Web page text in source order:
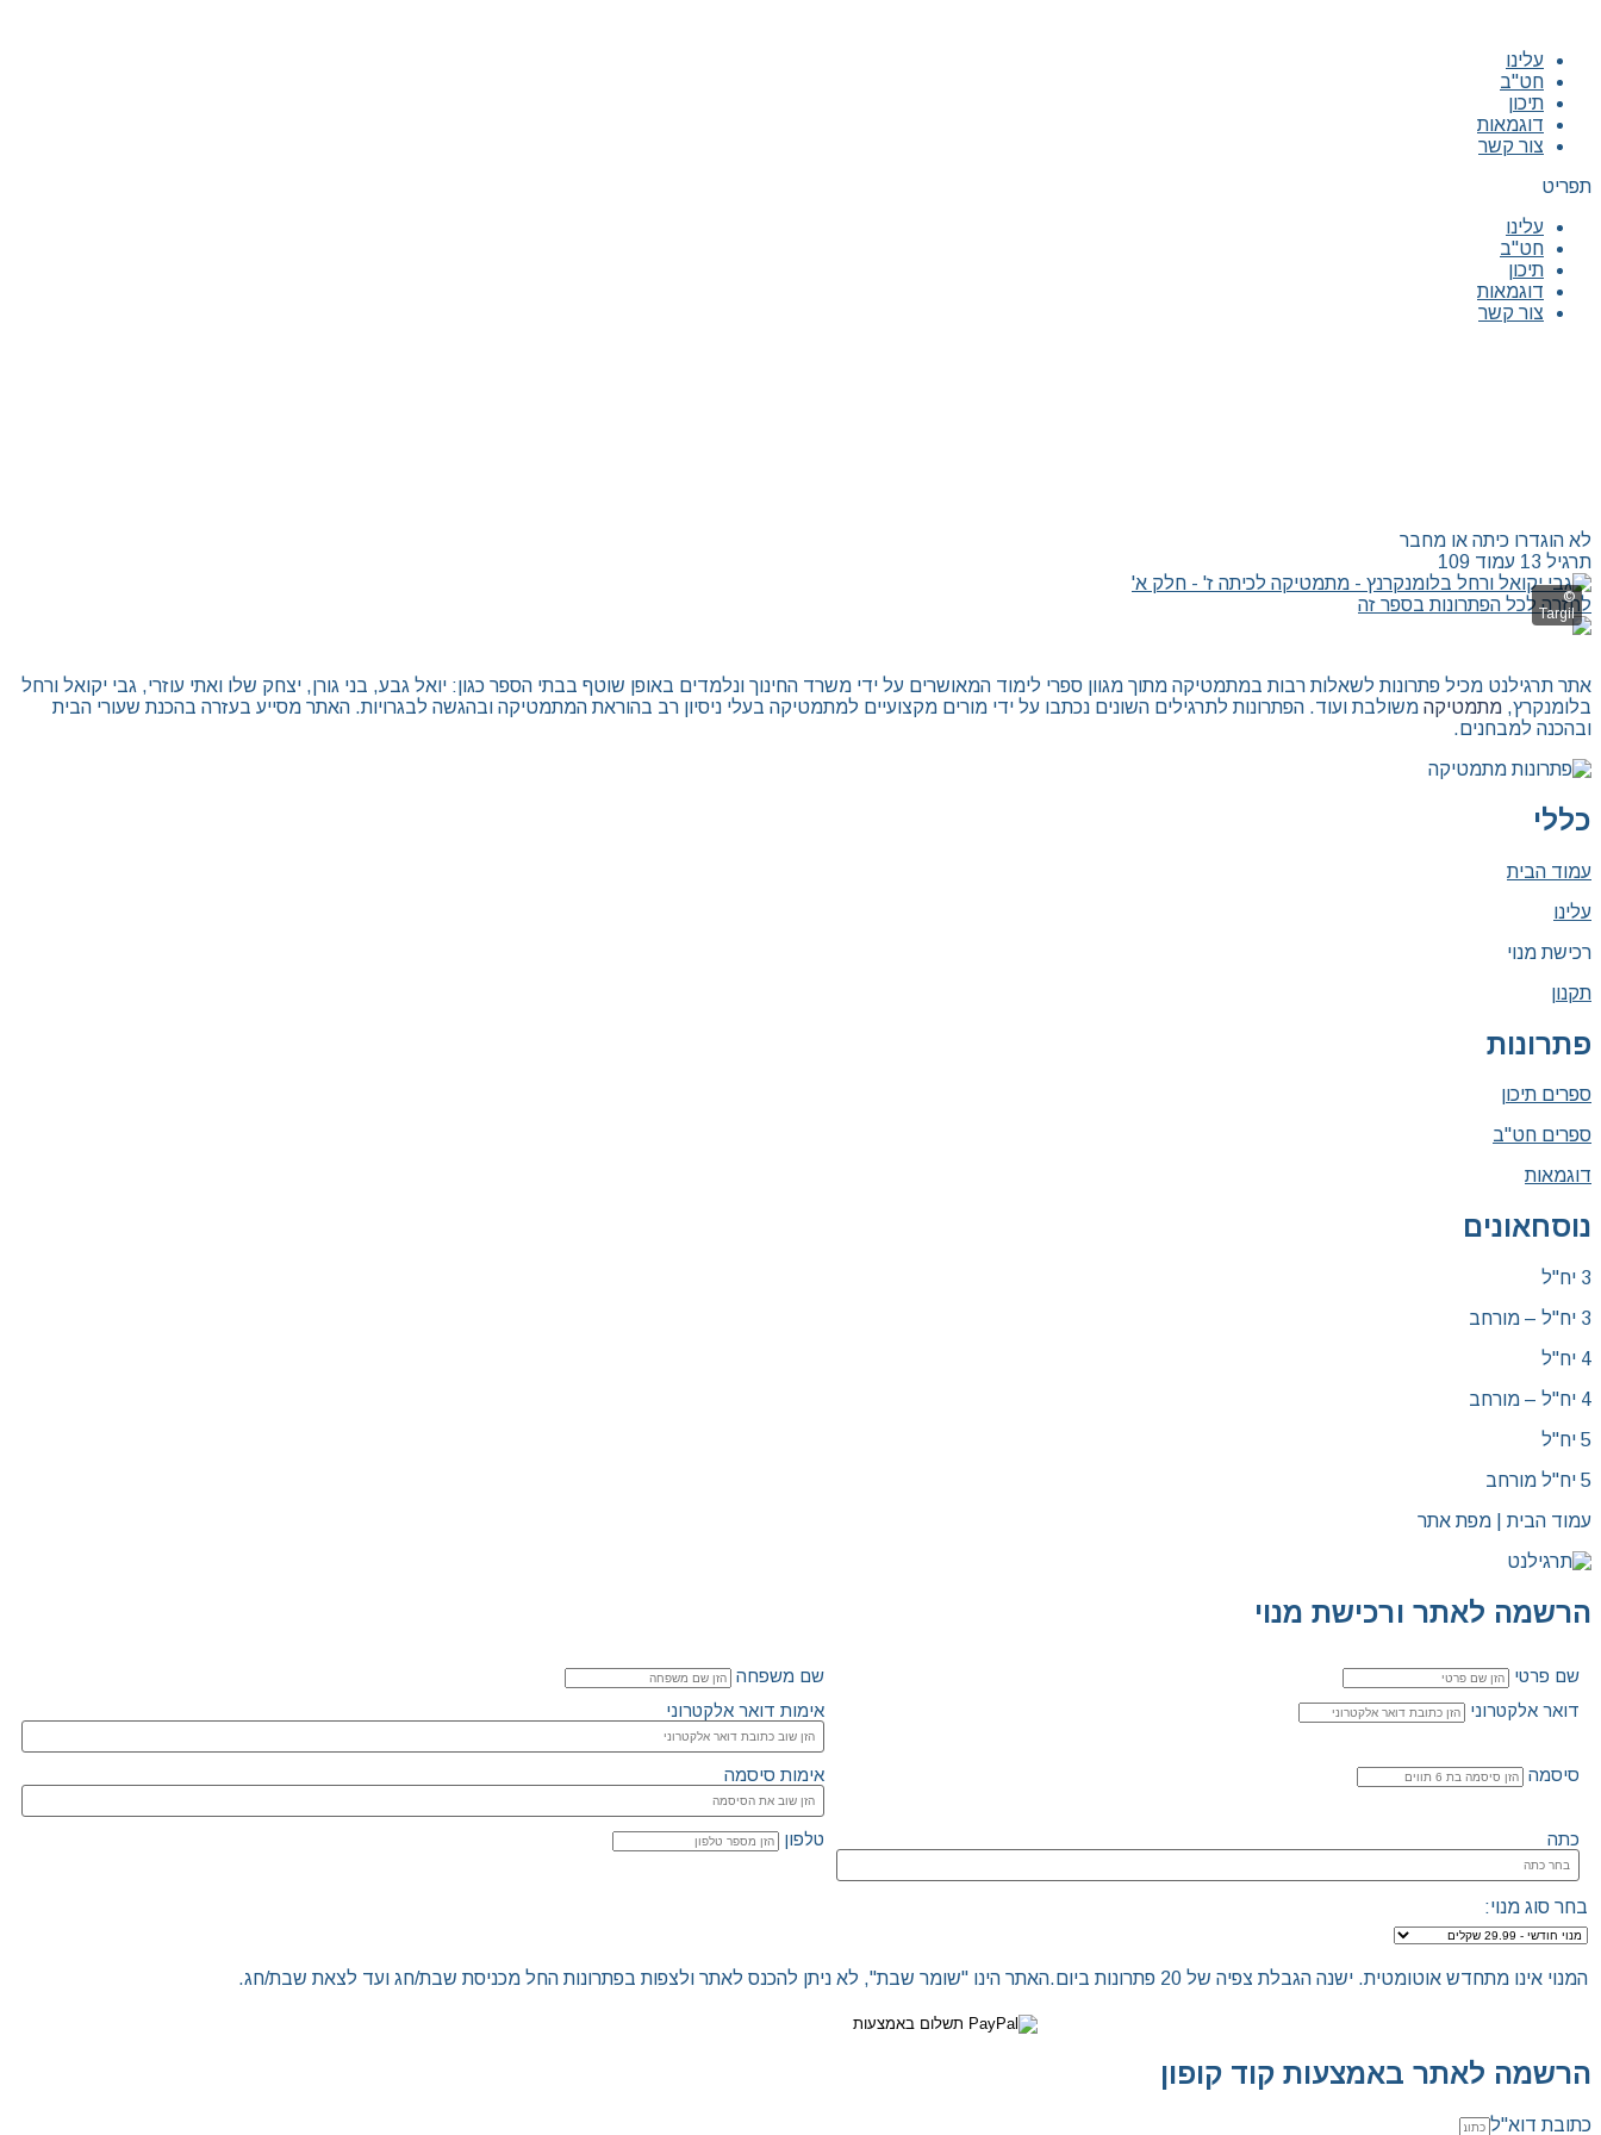
עלינו
חט"ב
תיכון
דוגמאות
צור קשר
תפריט
עלינו
חט"ב
תיכון
דוגמאות
צור קשר
לא הוגדרו כיתה או מחבר
תרגיל 13 עמוד 109
לחזרה לכל הפתרונות בספר זה
אתר תרגילנט מכיל פתרונות לשאלות רבות במתמטיקה מתוך מגוון ספרי לימוד המאושרים על ידי משרד החינוך ונלמדים באופן שוטף בבתי הספר כגון: יואל גבע, בני גורן, יצחק שלו ואתי עוזרי, גבי יקואל ורחל
בלומנקרץ, מתמטיקה משולבת ועוד. הפתרונות לתרגילים השונים נכתבו על ידי מורים מקצועיים למתמטיקה בעלי ניסיון רב בהוראת המתמטיקה ובהגשה לבגרויות. האתר מסייע בעזרה בהכנת שעורי הבית
ובהכנה למבחנים.
כללי
עמוד הבית
עלינו
רכישת מנוי
תקנון
פתרונות
ספרים תיכון
ספרים חט"ב
דוגמאות
נוסחאונים
3 יח"ל
3 יח"ל – מורחב
4 יח"ל
4 יח"ל – מורחב
5 יח"ל
5 יח"ל מורחב
עמוד הבית | מפת אתר
הרשמה לאתר ורכישת מנוי
שם פרטי
שם משפחה
דואר אלקטרוני
אימות דואר אלקטרוני
סיסמה אימות סיסמה
כתה טלפון
בחר סוג מנוי:
המנוי אינו מתחדש אוטומטית. ישנה הגבלת צפיה של 20 פתרונות ביום.האתר הינו "שומר שבת", לא ניתן להכנס לאתר ולצפות בפתרונות החל מכניסת שבת/חג ועד לצאת שבת/חג.
הרשמה לאתר באמצעות קוד קופון
כתובת דוא"ל